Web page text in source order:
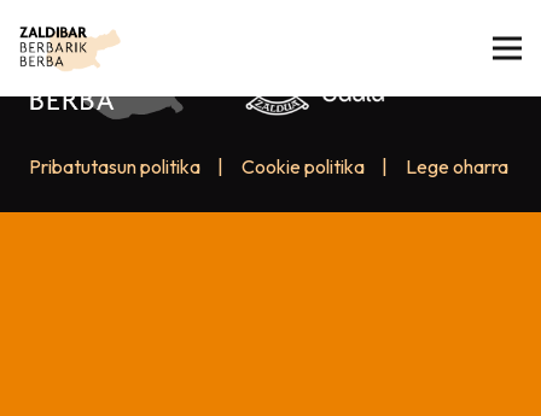
Pribatutasun politika Cookie politika Lege oharra